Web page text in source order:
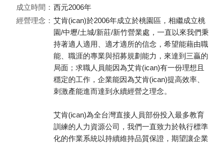
成立時間： 西元2006年
經營理念： 艾肯(ican)於2006年成立於桃園區，相繼成立桃
園/中壢/土城/新莊/新竹營業處，一直以來我們秉
持著適人適用、適才適所的信念，希望能藉由職
能、職涯的專業與招募規劃能力，來達到三贏的
局面；求職人員能因為艾肯(ican)有一份理想且
穩定的工作，企業能因為艾肯(ican)提高效率、
刺激產能進而達到永續經營之理念。
艾肯(ican)為全台灣直接人員部份投入最多教育
訓練的人力資源公司，我們一直致力於執行標準
化的作業系統以持續維持品質保證，期望讓企業